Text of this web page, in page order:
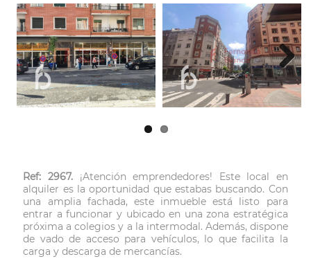
Next
Ref: 2967.¡Atención emprendedores! Este local en
alquiler es la oportunidad que estabas buscando. Con
una amplia fachada, este inmueble está listo para
entrar a funcionar y ubicado en una zona estratégica
próxima a colegios y a la intermodal. Además, dispone
de vado de acceso para vehículos, lo que facilita la
carga y descarga de mercancías.